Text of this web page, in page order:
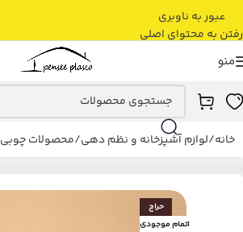
عبور به ناوبری
رفتن به محتوای اصلی
منو
خانه/لوازم آشپزخانه و نظم دهی/محصولات چوبی
حراج
اتمام موجودی